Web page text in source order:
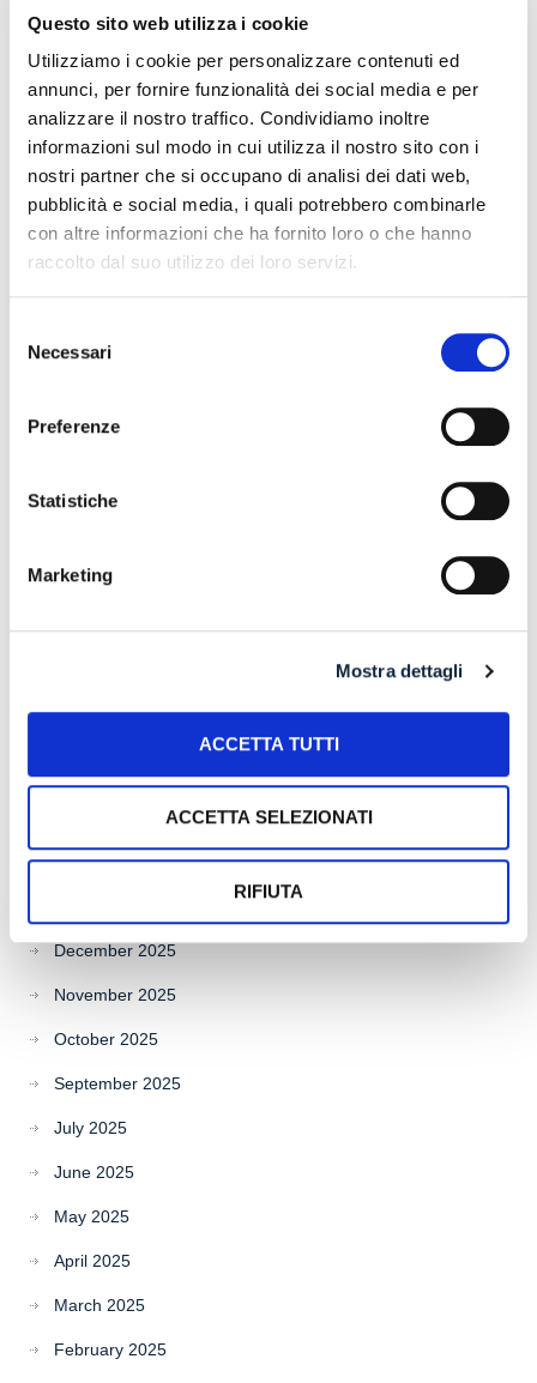
Questo sito web utilizza i cookie
Utilizziamo i cookie per personalizzare contenuti ed
annunci, per fornire funzionalità dei social media e per
analizzare il nostro traffico. Condividiamo inoltre
informazioni sul modo in cui utilizza il nostro sito con i
nostri partner che si occupano di analisi dei dati web,
pubblicità e social media, i quali potrebbero combinarle
con altre informazioni che ha fornito loro o che hanno
raccolto dal suo utilizzo dei loro servizi.
delNecessari
Preferenze
Statistiche
Marketing
Mostra dettagli
ACCETTA TUTTI
ACCETTA SELEZIONATI
RIFIUTA
RISTRUTTURARE DEBITI DERIVANTI DALLA
RISARCIMENTO DANNI – CONDOTTA INADEMPIENTE DEI
SANITARI – Gestione della gravidanza ed omessa diagnosi
della sindrome di Down
IL PAGAMENTO DEL MUTUO DELLA CASA FAMILIARE
TRA OBBLIGAZIONE NATURALE E ARRICCHIMENTO
SENZA CAUSA: LA CASSAZIONE RIBADISCE IL CRITERIO
DELLA PROPORZIONALITÀ
Recent Comments
Archives
April 2026
February 2026
December 2025
November 2025
October 2025
September 2025
July 2025
June 2025
May 2025
April 2025
March 2025
February 2025